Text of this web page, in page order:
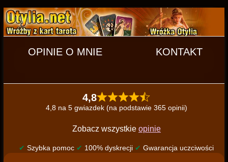
OPINIE O MNIE KONTAKT
4,8
4,8 na 5 gwiazdek (na podstawie 365 opinii)
Zobacz wszystkie opinie
✔ Szybka pomoc ✔ 100% dyskrecji ✔ Gwarancja uczciwości